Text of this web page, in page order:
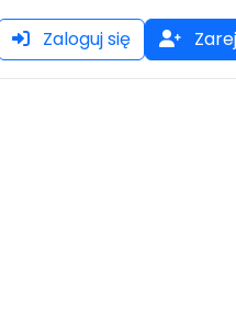
Zaloguj się